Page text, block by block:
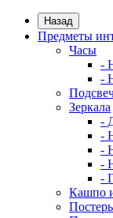
Назад
Предметы
Часы
-
-
Зеркала
-
-
-
-
-
Кашпо